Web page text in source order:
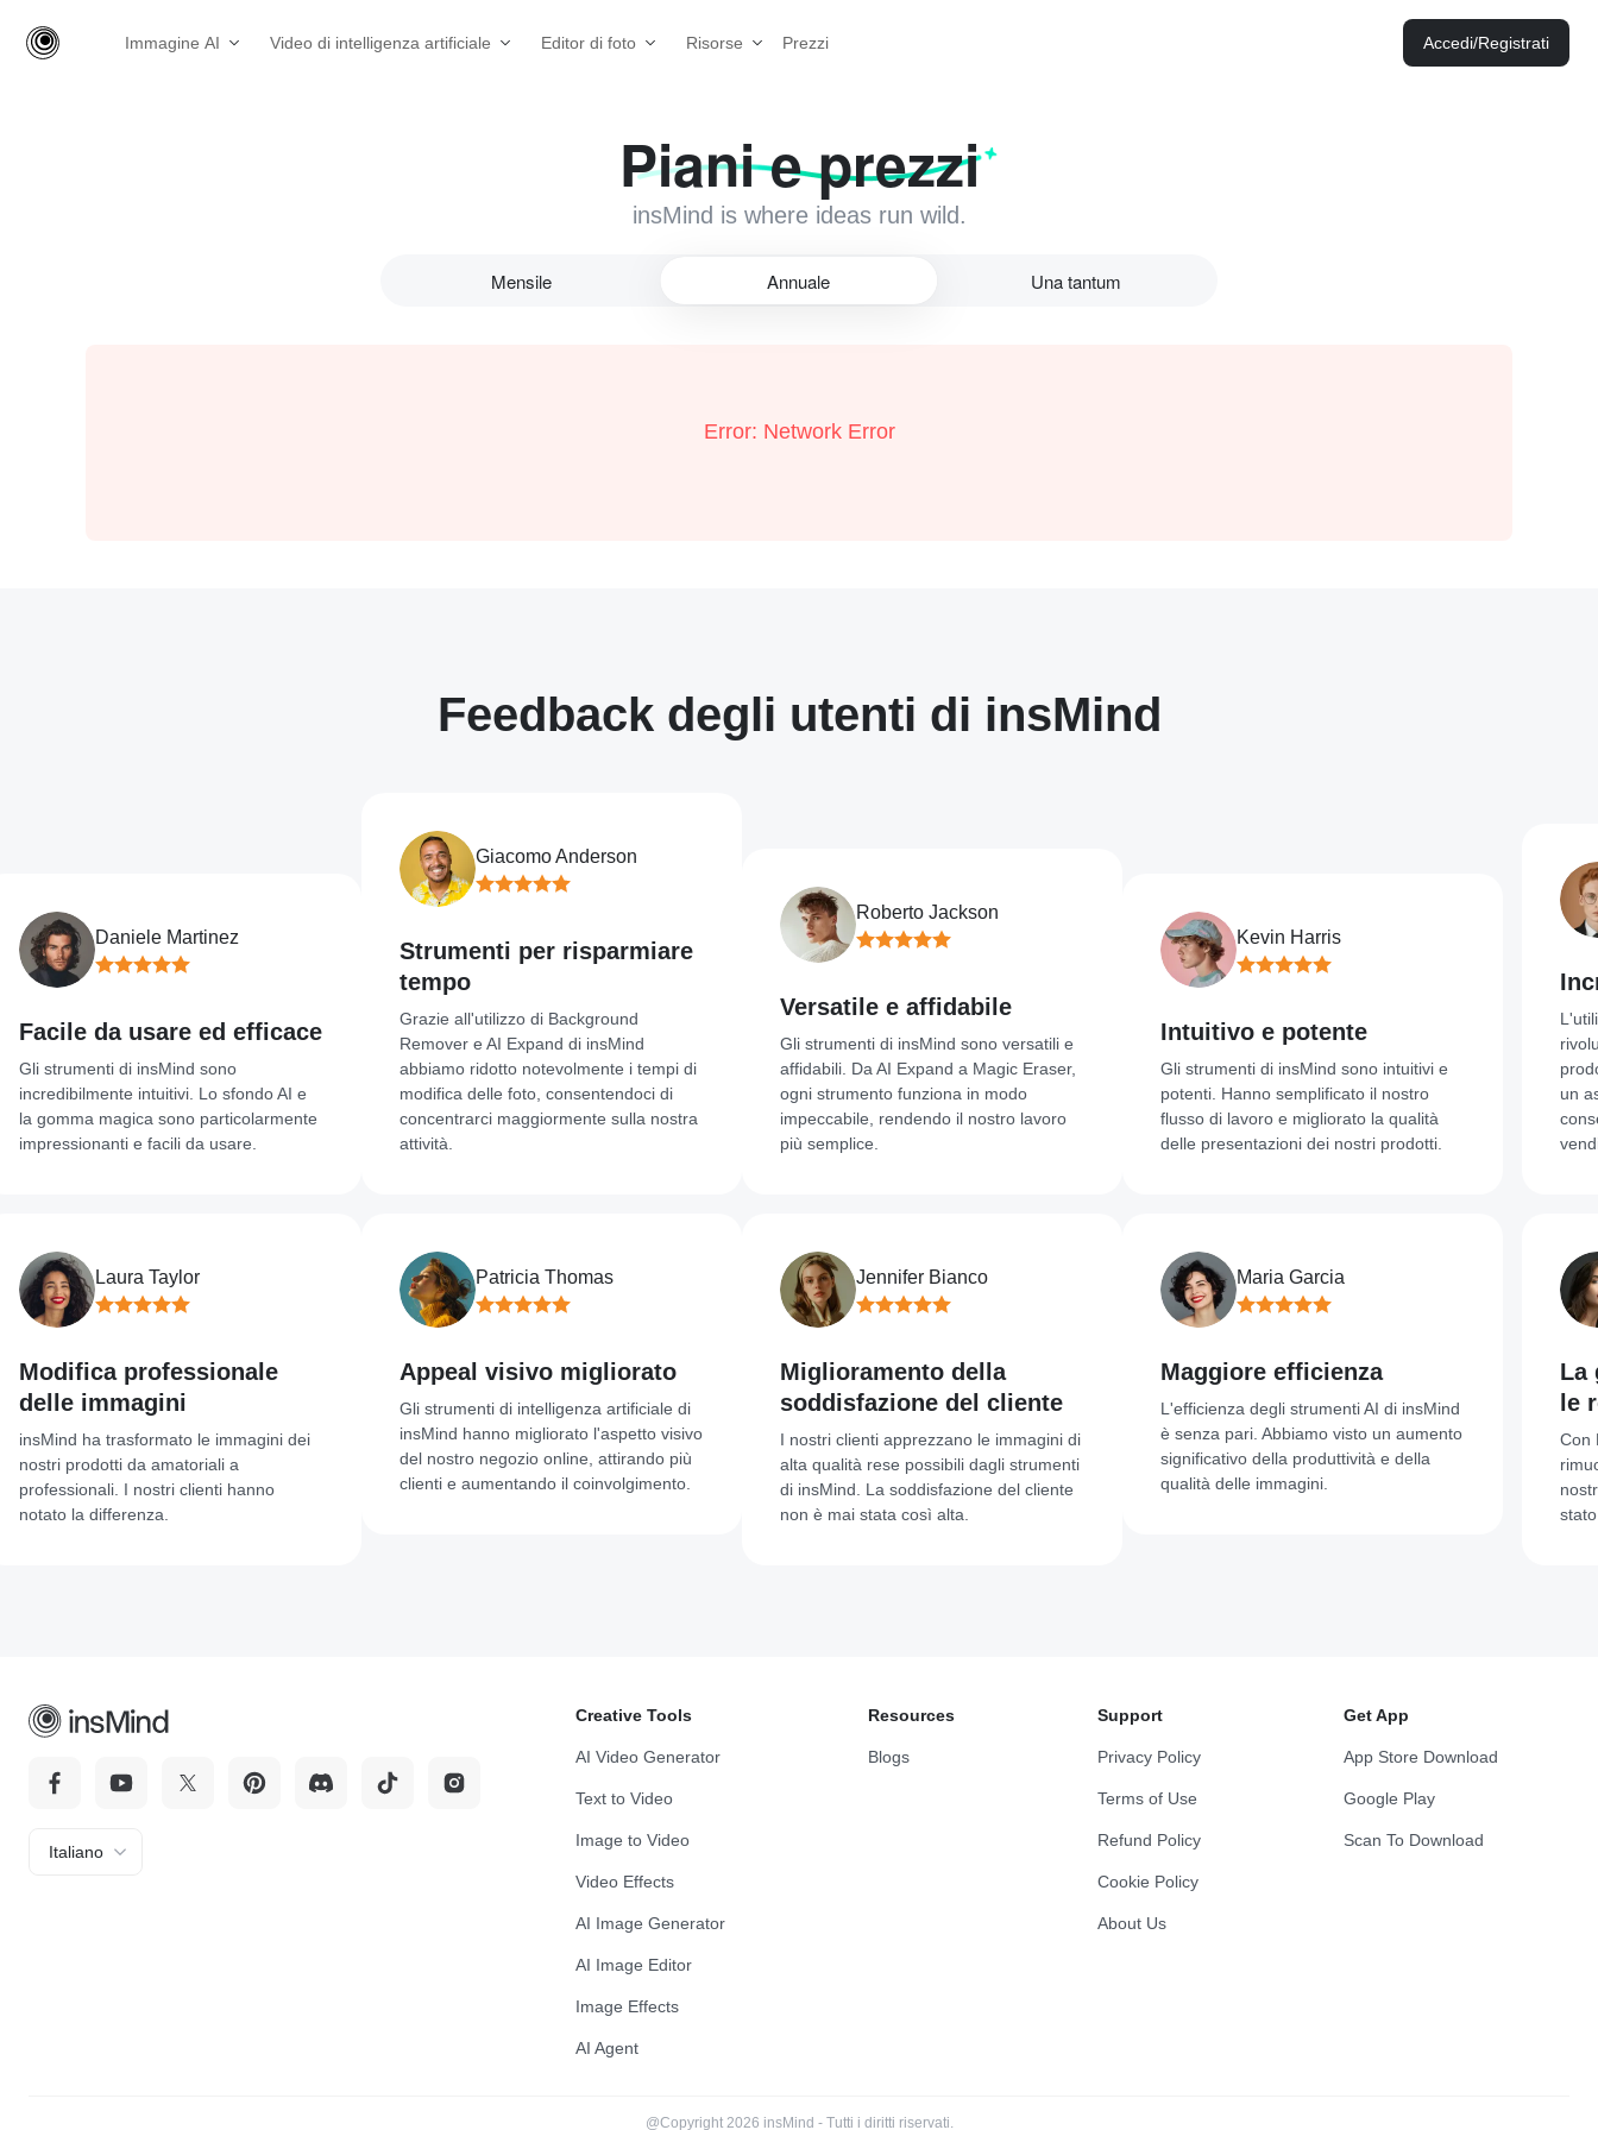
Immagine AI Video di intelligenza artificiale Editor di foto Risorse Prezzi Accedi/Registrati
Piani e prezzi
insMind is where ideas run wild.
Mensile Annuale Una tantum
Error: Network Error
Feedback degli utenti di insMind
Daniele Martinez
da usare ed efficace
strumenti di insMind sono
intuitivi. Lo sfondo AI e
magica sono particolarmente
e facili da usare.
Giacomo Anderson
Strumenti per risparmiare
tempo
Grazie all'utilizzo di Background
Remover e AI Expand di insMind
abbiamo ridotto notevolmente i tempi di
modifica delle foto, consentendoci di
concentrarci maggiormente sulla nostra
attività.
Roberto Jackson
Versatile e affidabile
Gli strumenti di insMind sono versatili e
affidabili. Da AI Expand a Magic Eraser,
ogni strumento funziona in modo
impeccabile, rendendo il nostro lavoro
più semplice.
Kevin Harris
Intuitivo e potente
Gli strumenti di insMind sono intuitivi e
potenti. Hanno semplificato il nostro
flusso di lavoro e migliorato la qualità
delle presentazioni dei nostri prodotti.
Laura Taylor
professionale
immagini
ha trasformato le immagini dei
prodotti da amatoriali a
I nostri clienti hanno
la differenza.
Patricia Thomas
Appeal visivo migliorato
Gli strumenti di intelligenza artificiale di
insMind hanno migliorato l'aspetto visivo
del nostro negozio online, attirando più
clienti e aumentando il coinvolgimento.
Jennifer Bianco
Miglioramento della
soddisfazione del cliente
I nostri clienti apprezzano le immagini di
alta qualità rese possibili dagli strumenti
di insMind. La soddisfazione del cliente
non è mai stata così alta.
Maria Garcia
Maggiore efficienza
L'efficienza degli strumenti AI di insMind
è senza pari. Abbiamo visto un aumento
significativo della produttività e della
qualità delle immagini.
L'utilizzo
un
vendite!
La
le
Con
nostre
stato
Italiano
Creative Tools
AI Video Generator
Text to Video
Image to Video
Video Effects
AI Image Generator
AI Image Editor
Image Effects
AI Agent
Resources
Blogs
Support
Privacy Policy
Terms of Use
Refund Policy
Cookie Policy
About Us
Get App
App Store Download
Google Play
Scan To Download
@Copyright 2026 insMind - Tutti i diritti riservati.